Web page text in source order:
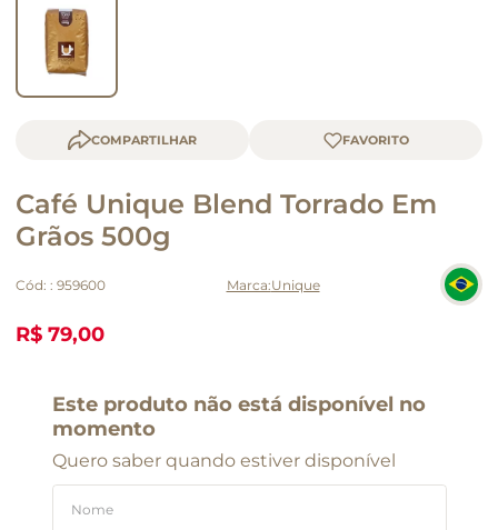
COMPARTILHAR
Café Unique Blend Torrado Em
Grãos 500g
Cód: : 959600 Unique
R$ 79,00
Este produto não está disponível no
momento
Quero saber quando estiver disponível